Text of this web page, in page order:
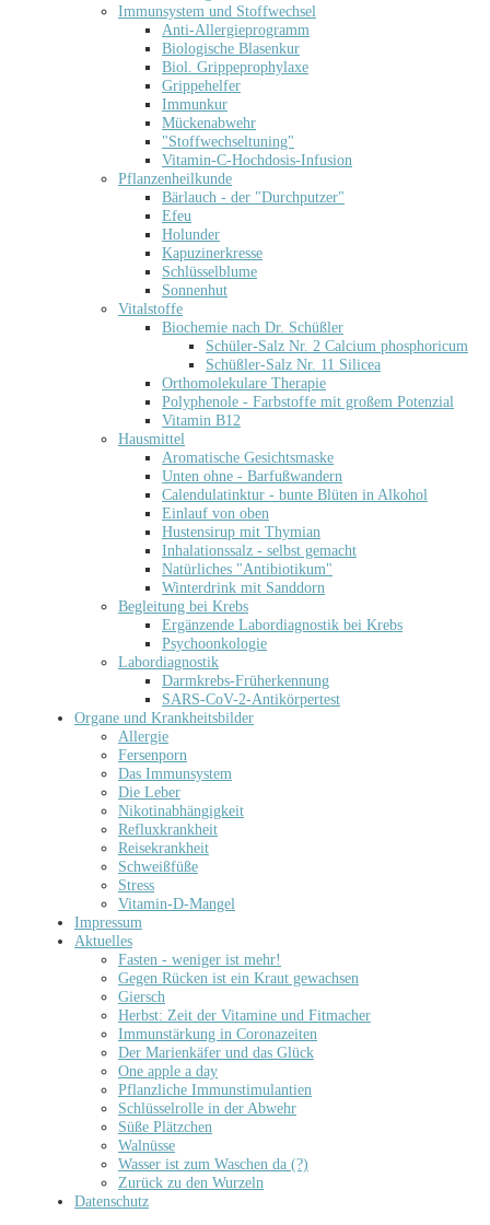
Immunsystem und Stoffwechsel
Anti-Allergieprogramm
Biologische Blasenkur
Biol. Grippeprophylaxe
Grippehelfer
Immunkur
Mückenabwehr
"Stoffwechseltuning"
Vitamin-C-Hochdosis-Infusion
Pflanzenheilkunde
Bärlauch - der "Durchputzer"
Efeu
Holunder
Kapuzinerkresse
Schlüsselblume
Sonnenhut
Vitalstoffe
Biochemie nach Dr. Schüßler
Schüler-Salz Nr. 2 Calcium phosphoricum
Schüßler-Salz Nr. 11 Silicea
Orthomolekulare Therapie
Polyphenole - Farbstoffe mit großem Potenzial
Vitamin B12
Hausmittel
Aromatische Gesichtsmaske
Unten ohne - Barfußwandern
Calendulatinktur - bunte Blüten in Alkohol
Einlauf von oben
Hustensirup mit Thymian
Inhalationssalz - selbst gemacht
Natürliches "Antibiotikum"
Winterdrink mit Sanddorn
Begleitung bei Krebs
Ergänzende Labordiagnostik bei Krebs
Psychoonkologie
Labordiagnostik
Darmkrebs-Früherkennung
SARS-CoV-2-Antikörpertest
Organe und Krankheitsbilder
Allergie
Fersenporn
Das Immunsystem
Die Leber
Nikotinabhängigkeit
Refluxkrankheit
Reisekrankheit
Schweißfüße
Stress
Vitamin-D-Mangel
Impressum
Aktuelles
Fasten - weniger ist mehr!
Gegen Rücken ist ein Kraut gewachsen
Giersch
Herbst: Zeit der Vitamine und Fitmacher
Immunstärkung in Coronazeiten
Der Marienkäfer und das Glück
One apple a day
Pflanzliche Immunstimulantien
Schlüsselrolle in der Abwehr
Süße Plätzchen
Walnüsse
Wasser ist zum Waschen da (?)
Zurück zu den Wurzeln
Datenschutz